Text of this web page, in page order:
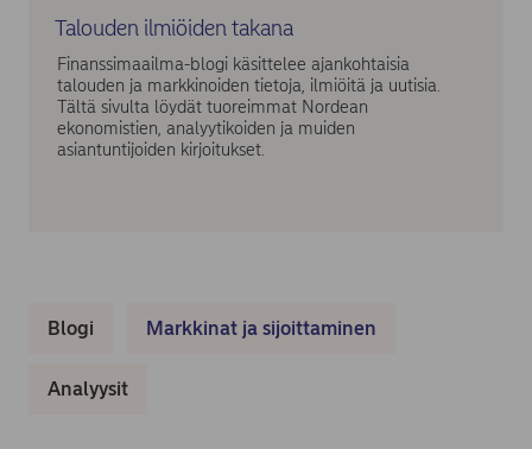
Talouden ilmiöiden takana
Finanssimaailma-blogi käsittelee ajankohtaisia
talouden ja markkinoiden tietoja, ilmiöitä ja uutisia.
Tältä sivulta löydät tuoreimmat Nordean
ekonomistien, analyytikoiden ja muiden
asiantuntijoiden kirjoitukset.
Blogi Markkinat ja sijoittaminen
Analyysit